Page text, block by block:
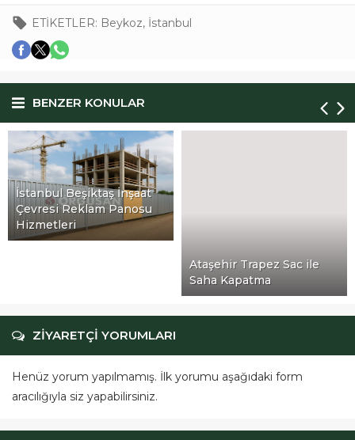
ETİKETLER: Beykoz, İstanbul
BENZER KONULAR
Ataşehir Trapez Sac ile
Saha Kapatma
ZİYARETÇİ YORUMLARI
Henüz yorum yapılmamış. İlk yorumu aşağıdaki form